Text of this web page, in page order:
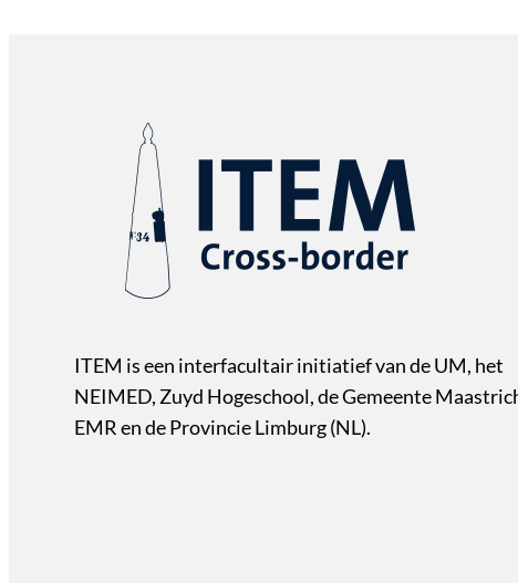
ITEM is een interfacultair initiatief van de UM, het
NEIMED, Zuyd Hogeschool, de Gemeente
EMR en de Provincie Limburg (NL).